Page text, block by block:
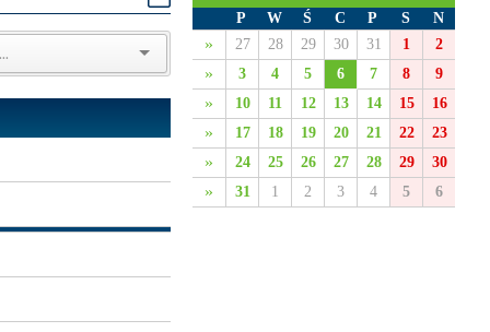
» 27 28 29 30 31 1 2
» 3 4 5 6 7 8 9
» 10 11 12 13 14 15 16
» 17 18 19 20 21 22 23
» 24 25 26 27 28 29 30
» 31 1 2 3 4 5 6
P W Ś C P S N